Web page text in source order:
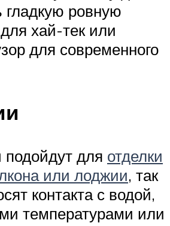
ровную
хай-тек или
для современного
для отделки
или лоджии, так
контакта с водой,
температурами или